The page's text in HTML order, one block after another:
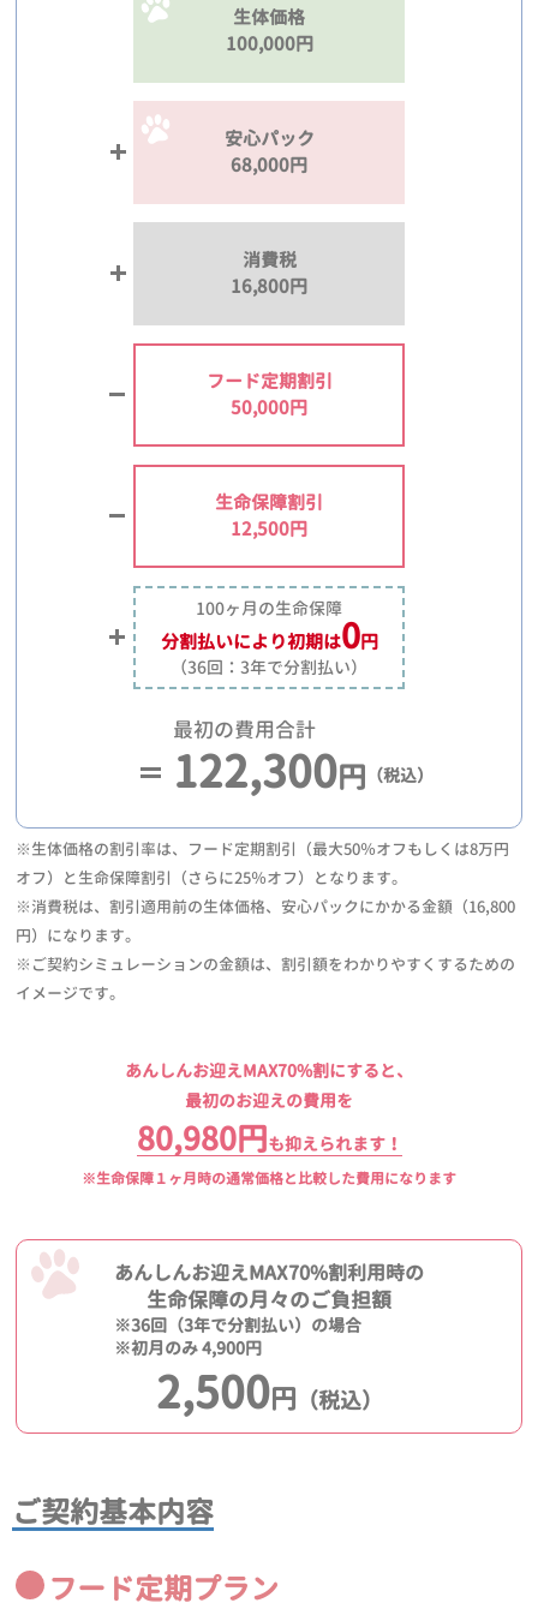
生体価格
100,000円
安心パック
68,000円
消費税
16,800円
フード定期割引
50,000円
生命保障割引
12,500円
100ヶ月の生命保障
分割払いにより初期は0円
（36回：3年で分割払い）
最初の費用合計
122,300円 （税込）
※生体価格の割引率は、フード定期割引（最大50％オフもしくは8万円
オフ）と生命保障割引（さらに25％オフ）となります。
※消費税は、割引適用前の生体価格、安心パックにかかる金額（16,800
円）になります。
※ご契約シミュレーションの金額は、割引額をわかりやすくするための
イメージです。
あんしんお迎えMAX70%割にすると、
最初のお迎えの費用を
80,980円も抑えられます！
※生命保障１ヶ月時の通常価格と比較した費用になります
あんしんお迎えMAX70%割利用時の
生命保障の月々のご負担額
※36回（3年で分割払い）の場合
※初月のみ 4,900円
2,500円 （税込）
ご契約基本内容
フード定期プラン